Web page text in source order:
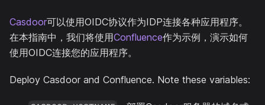
Casdoor可以使用OIDC协议作为IDP连接各种应用程序。
在本指南中，我们将使用Confluence作为示例，演示如何
使用OIDC连接您的应用程序。
Deploy Casdoor and Confluence. Note these variables: